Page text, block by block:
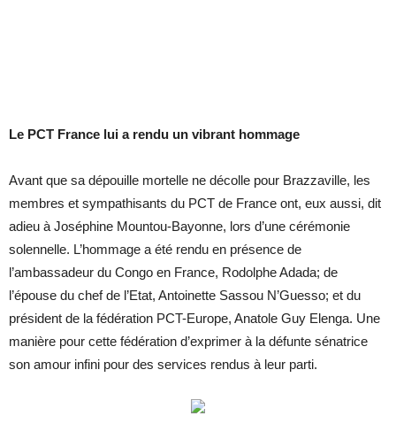
Le PCT France lui a rendu un vibrant hommage
Avant que sa dépouille mortelle ne décolle pour Brazzaville, les
membres et sympathisants du PCT de France ont, eux aussi, dit
adieu à Joséphine Mountou-Bayonne, lors d’une cérémonie
solennelle. L’hommage a été rendu en présence de
l’ambassadeur du Congo en France, Rodolphe Adada; de
l’épouse du chef de l’Etat, Antoinette Sassou N’Guesso; et du
président de la fédération PCT-Europe, Anatole Guy Elenga. Une
manière pour cette fédération d’exprimer à la défunte sénatrice
son amour infini pour des services rendus à leur parti.